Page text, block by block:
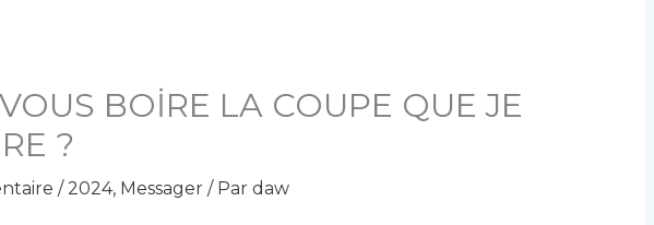
BOİRE LA COUPE QUE JE
?
/ 2024, Messager/ Par daw